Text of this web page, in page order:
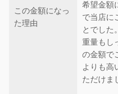
この金額になっ
た理由
希望金額
で当店に
とでした。
重量もし
の金額で
よりも高
ただけま